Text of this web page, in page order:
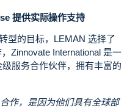
提供实际操作支持
型的目标，LEMAN 选择了
Zinnovate International 是一
服务合作伙伴，拥有丰富的
作，是因为他们具有全球部